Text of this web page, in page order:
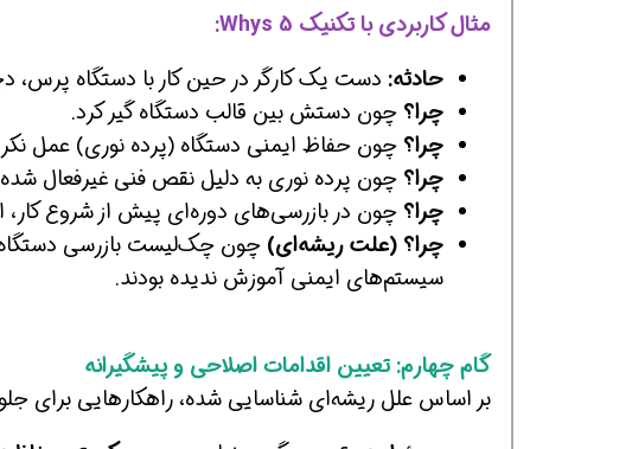
مثال کاربردی با تکنیک 5 Whys:
حادثه: دست یک کارگر در حین کار با دستگاه
چرا؟ چون دستش بین قالب دستگاه گیر کرد.
چرا؟ چون حفاظ ایمنی دستگاه (پرده نوری) عمل
چرا؟ چون پرده نوری به دلیل نقص فنی غیرفعال شده
چرا؟ چون در بازرسی‌های دوره‌ای پیش از شروع
چرا؟ (علت ریشه‌ای) چون چک‌لیست بازرسی دستگاه
سیستم‌های ایمنی آموزش ندیده بودند.
گام چهارم: تعیین اقدامات اصلاحی و پیشگیرانه
بر اساس علل ریشه‌ای شناسایی شده، راهکارهایی برای